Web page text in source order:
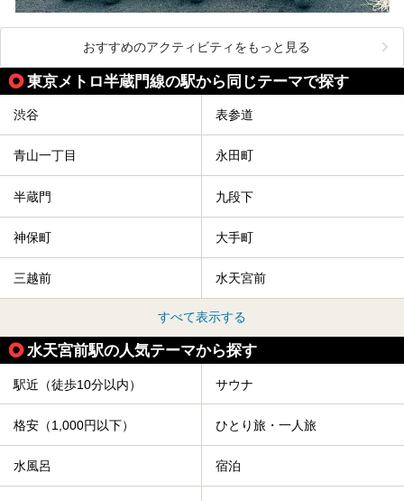
おすすめのアクティビティをもっと見る
東京メトロ半蔵門線の駅から同じテーマで探す
渋谷 表参道
青山一丁目 永田町
半蔵門 九段下
神保町 大手町
三越前 水天宮前
すべて表示する
水天宮前駅の人気テーマから探す
駅近（徒歩10分以内） サウナ
格安（1,000円以下） ひとり旅・一人旅
水風呂 宿泊